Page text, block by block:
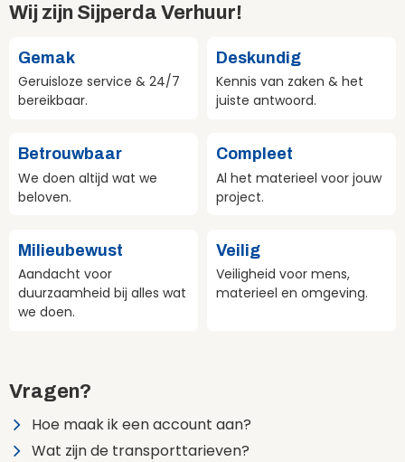
Wij zijn Sijperda Verhuur!
Gemak
Geruisloze service & 24/7
bereikbaar.
Deskundig
Kennis van zaken & het
juiste antwoord.
Betrouwbaar
We doen altijd wat we
beloven.
Compleet
Al het materieel voor jouw
project.
Milieubewust
Aandacht voor
duurzaamheid bij alles wat
we doen.
Veilig
Veiligheid voor mens,
materieel en omgeving.
Vragen?
Hoe maak ik een account aan?
Wat zijn de transporttarieven?